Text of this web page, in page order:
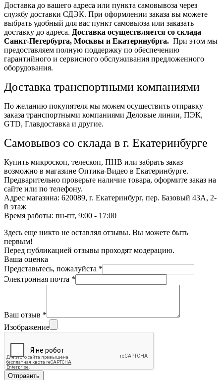
Доставка до вашего адреса или пункта самовывоза через
службу доставки СДЭК. При оформлении заказа вы можете
выбрать удобный для вас пункт самовыоза или заказать
доставку до адреса. Доставка осуществляется со склада
Санкт-Петербурга, Москвы и Екатеринубрга. При этом мы
предоставляем полную поддержку по обеспечению
гарантийного и сервисного обслуживания предложенного
оборудования.
Доставка транспортными компаниями
По желанию покупятеля мы можем осуществить отправку
заказа транспортными компаниями Деловые линии, ПЭК,
GTD, Главдоставка и другие.
Самовывоз со склада в г. Екатеринбурге
Купить микроскоп, телескоп, ПНВ или забрать заказ
возможно в магазине Оптика-Видео в Екатеринбурге.
Предварительно проверьте наличие товара, оформите заказ на
сайте или по телефону.
Адрес магазина: 620089, г. Екатеринбург, пер. Базовый 43А, 2-
й этаж
Время работы: пн-пт, 9:00 - 17:00
Здесь еще никто не оставлял отзывы. Вы можете быть
первым!
Перед публикацией отзывы проходят модерацию.
Ваша оценка
Представьтесь, пожалуйста *
Электронная почта *
Ваш отзыв *
Изображение
Отправить